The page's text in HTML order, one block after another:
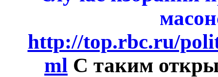
http://top.rbc.ru/
ml С таким